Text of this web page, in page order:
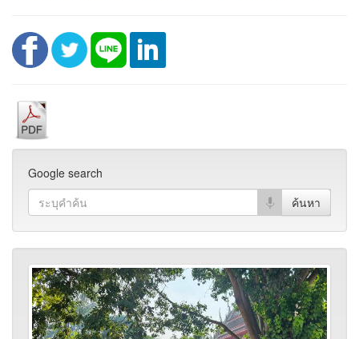
Google search